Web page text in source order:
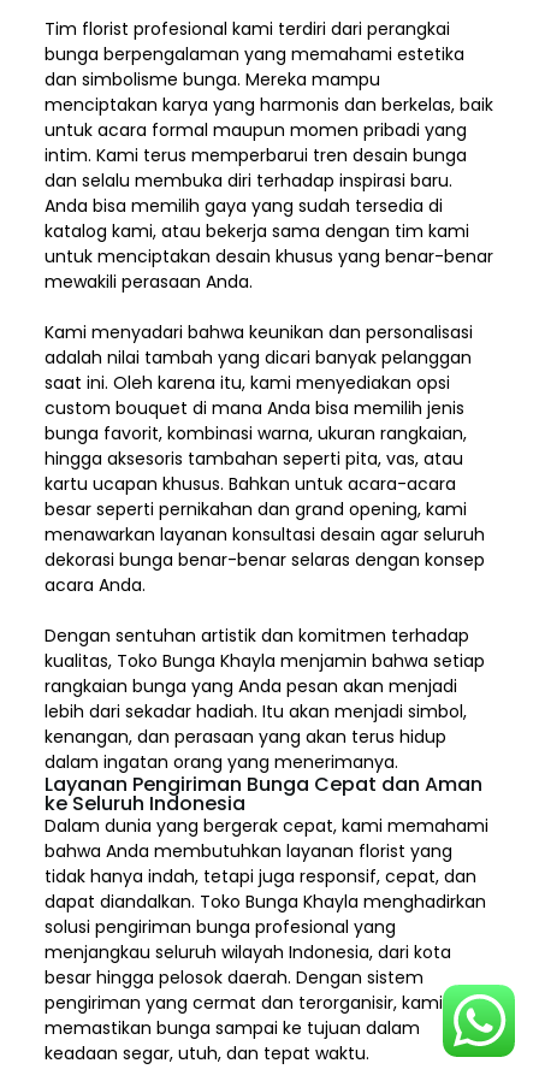
Tim florist profesional kami terdiri dari perangkai
bunga berpengalaman yang memahami estetika
dan simbolisme bunga. Mereka mampu
menciptakan karya yang harmonis dan berkelas, baik
untuk acara formal maupun momen pribadi yang
intim. Kami terus memperbarui tren desain bunga
dan selalu membuka diri terhadap inspirasi baru.
Anda bisa memilih gaya yang sudah tersedia di
katalog kami, atau bekerja sama dengan tim kami
untuk menciptakan desain khusus yang benar-benar
mewakili perasaan Anda.
Kami menyadari bahwa keunikan dan personalisasi
adalah nilai tambah yang dicari banyak pelanggan
saat ini. Oleh karena itu, kami menyediakan opsi
custom bouquet di mana Anda bisa memilih jenis
bunga favorit, kombinasi warna, ukuran rangkaian,
hingga aksesoris tambahan seperti pita, vas, atau
kartu ucapan khusus. Bahkan untuk acara-acara
besar seperti pernikahan dan grand opening, kami
menawarkan layanan konsultasi desain agar seluruh
dekorasi bunga benar-benar selaras dengan konsep
acara Anda.
Dengan sentuhan artistik dan komitmen terhadap
kualitas, Toko Bunga Khayla menjamin bahwa setiap
rangkaian bunga yang Anda pesan akan menjadi
lebih dari sekadar hadiah. Itu akan menjadi simbol,
kenangan, dan perasaan yang akan terus hidup
dalam ingatan orang yang menerimanya.
Layanan Pengiriman Bunga Cepat dan Aman
ke Seluruh Indonesia
Dalam dunia yang bergerak cepat, kami memahami
bahwa Anda membutuhkan layanan florist yang
tidak hanya indah, tetapi juga responsif, cepat, dan
dapat diandalkan. Toko Bunga Khayla menghadirkan
solusi pengiriman bunga profesional yang
menjangkau seluruh wilayah Indonesia,dari kota
besar hingga pelosok daerah. Dengan sistem
pengiriman yang cermat dan terorganisir, kami
memastikan bunga sampai ke tujuan dalam
keadaan segar, utuh, dan tepat waktu.